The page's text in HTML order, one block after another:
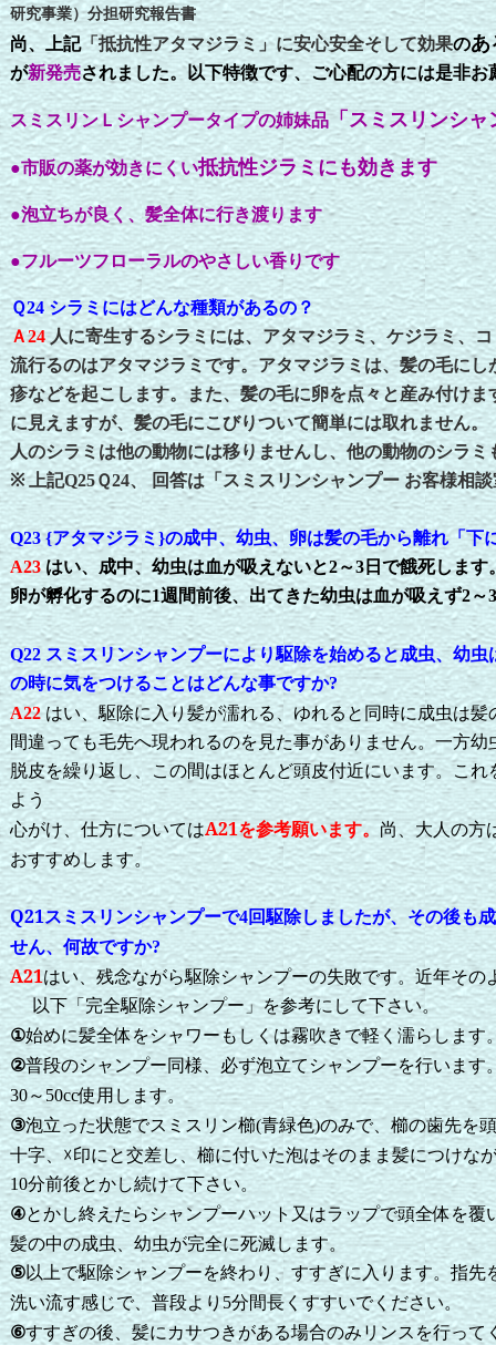
研究事業）分担研究報告書
尚、上記「抵抗性アタマジラミ」に安心安全そして効果のあ
が新発売されました。以下特徴です、ご心配の方には是非お
スミスリンＬシャンプータイプの姉妹品「スミスリンシ
●市販の薬が効きにくい抵抗性ジラミにも効きます
●泡立ちが良く、髪全体に行き渡ります
●フルーツフローラルのやさしい香りです
Ｑ24 シラミにはどんな種類があるの ？
Ａ24 人に寄生するシラミには、アタマジラミ、ケジラミ、
流行るのはアタマジラミです。アタマジラミは、髪の毛に
疹などを起こします。また、髪の毛に卵を点々と産み付けま
に見えますが、髪の毛にこびりついて簡単には取れません。
人のシラミは他の動物には移りませんし、他の動物のシラ
※ 上記Q25Ｑ24、 回答は「スミスリンシャンプー お客様相
Q23 {アタマジラミ}の成中、幼虫、卵は髪の毛から離れ「下
A23 はい、成中、幼虫は血が吸えないと2～3日で餓死しま
卵が孵化するのに1週間前後、出てきた幼虫は血が吸えず2
Q22 スミスリンシャンプーにより駆除を始めると成虫、幼虫
の時に気をつけることはどんな事ですか?
A22 はい、駆除に入り髪が濡れる、ゆれると同時に成虫は
間違っても毛先へ現われるのを見た事がありません。一方
脱皮を繰り返し、この間はほとんど頭皮付近にいます。こ
よう
心がけ、仕方についてはA21を参考願います。尚、大人の方
おすすめします。
Q21スミスリンシャンプーで4回駆除しましたが、その後も
せん、何故ですか?
A21はい、残念ながら駆除シャンプーの失敗です。近年そ
以下「完全駆除シャンプー」を参考にして下さい。
①始めに髪全体をシャワーもしくは霧吹きで軽く濡らします
②普段のシャンプー同様、必ず泡立てシャンプーを行いま
30～50cc使用します。
③泡立った状態でスミスリン櫛(青緑色)のみで、櫛の歯先を
十字、☓印にと交差し、櫛に付いた泡はそのまま髪につけな
10分前後とかし続けて下さい。
④とかし終えたらシャンプーハット又はラップで頭全体を覆
髪の中の成虫、幼虫が完全に死滅します。
⑤以上で駆除シャンプーを終わり、すすぎに入ります。指
洗い流す感じで、普段より5分間長くすすいでください。
⑥すすぎの後、髪にカサつきがある場合のみリンスを行って